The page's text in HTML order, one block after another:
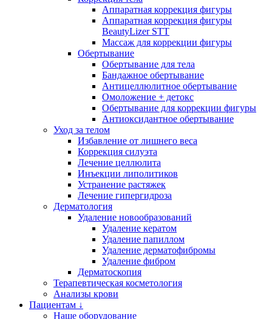
Аппаратная коррекция фигуры
Аппаратная коррекция фигуры
BeautyLizer STT
Массаж для коррекции фигуры
Обертывание
Обертывание для тела
Бандажное обертывание
Антицеллюлитное обертывание
Омоложение + детокс
Обертывание для коррекции фигуры
Антиоксидантное обертывание
Уход за телом
Избавление от лишнего веса
Коррекция силуэта
Лечение целлюлита
Инъекции липолитиков
Устранение растяжек
Лечение гипергидроза
Дерматология
Удаление новообразований
Удаление кератом
Удаление папиллом
Удаление дерматофибромы
Удаление фибром
Дерматоскопия
Терапевтическая косметология
Анализы крови
Пациентам ↓
Наше оборудование